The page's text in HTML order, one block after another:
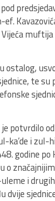
ostalog,
te su
potvrdilo
ka’de i zul-
godine po
o značajnijim
i
dvije